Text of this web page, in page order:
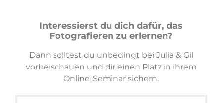
Interessierst du dich dafür, das
Fotografieren zu erlernen?
Dann solltest du unbedingt bei Julia & Gil
vorbeischauen und dir einen Platz in ihrem
Online-Seminar sichern.